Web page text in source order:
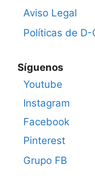
Aviso Legal
Políticas de D-
Síguenos
Youtube
Instagram
Facebook
Pinterest
Grupo FB